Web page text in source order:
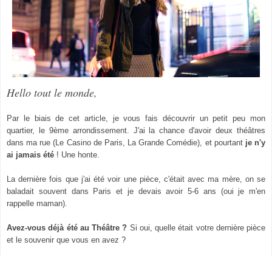
Hello tout le monde,
Par le biais de cet article, je vous fais découvrir un petit peu mon
quartier, le 9ème arrondissement. J'ai la chance d'avoir deux théâtres
dans ma rue (Le Casino de Paris, La Grande Comédie), et pourtant je n'y
ai jamais été ! Une honte.
La dernière fois que j'aiété voir une pièce, c'était avec ma mère, on se
baladait souvent dans Paris et je devais avoir 5-6 ans (ouije m'en
rappelle maman).
Avez-vous déjà été au Théâtre ? Si oui, quelle était votre dernière pièce
et le souvenir que vous en avez ?